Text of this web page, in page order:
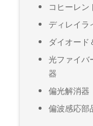
コヒーレン
ディレイラ
ダイオード
光ファイバ
器
偏光解消器
偏波感応部